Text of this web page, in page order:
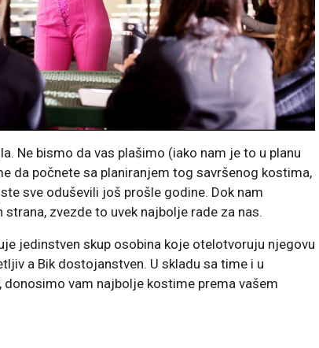
Ne bismo da vas plašimo (iako nam je to u planu
da počnete sa planiranjem tog savršenog kostima,
sve oduševili još prošle godine. Dok nam
zvezde to uvek najbolje rade za nas.
jedinstven skup osobina koje otelotvoruju njegovu
a Bik dostojanstven. U skladu sa time i u
vam najbolje kostime prema vašem